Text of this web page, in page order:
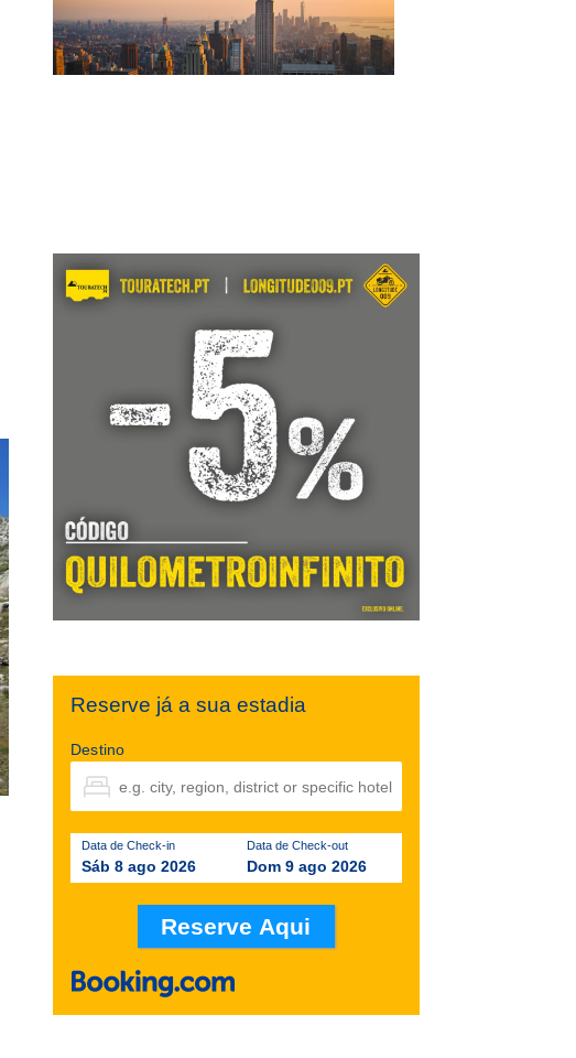
Reserve já a sua estadia
Destino
Data de Check-in
Sáb 8 ago 2026
Data de Check-out
Dom 9 ago 2026